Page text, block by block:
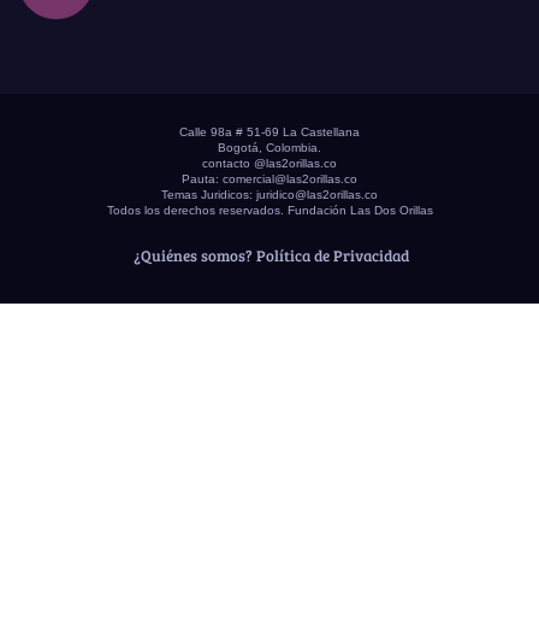
Calle 98a # 51-69 La Castellana
Bogotá, Colombia.
contacto @las2orillas.co
Pauta: comercial@las2orillas.co
Temas Juridicos: juridico@las2orillas.co
Todos los derechos reservados. Fundación Las Dos Orillas
¿Quiénes somos? Política de Privacidad